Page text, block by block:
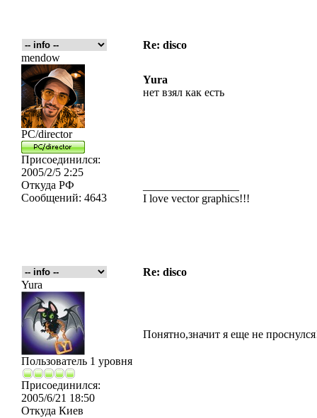
Re: disco
mendow
PC/director
Присоединился:
2005/2/5 2:25
Откуда РФ
Сообщений: 4643
Yura
нет взял как есть
I love vector graphics!!!
Re: disco
Yura
Пользователь 1 уровня
Присоединился:
2005/6/21 18:50
Откуда Киев
Понятно,значит я еще не